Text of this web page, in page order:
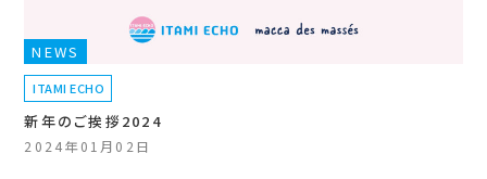
NEWS
ITAMI ECHO
新年のご挨拶2024
2024年01月02日